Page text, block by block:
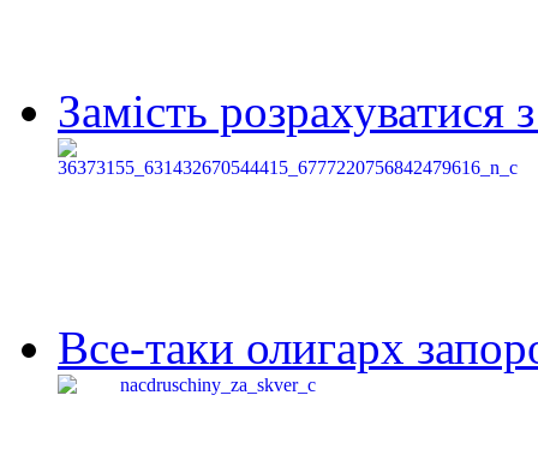
Замість
Все-таки олигарх